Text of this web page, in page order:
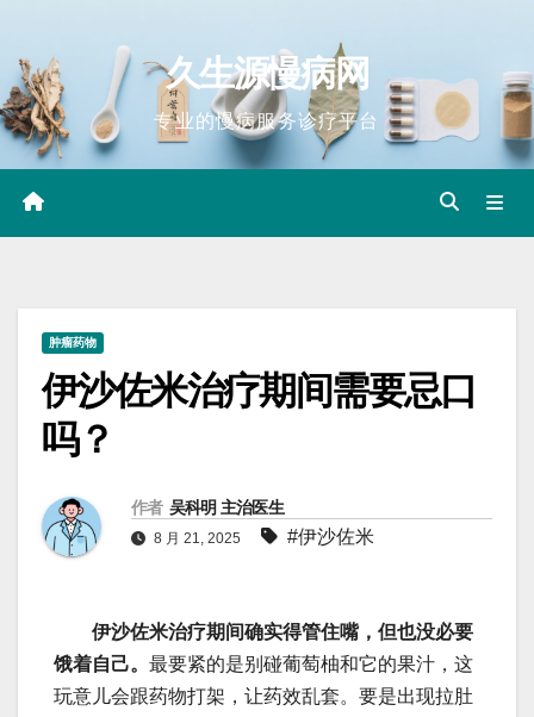
content
久生源慢病网
专业的慢病服务诊疗平台
肿瘤药物
伊沙佐米治疗期间需要忌口
吗？
作者 吴科明 主治医生
8 月 21, 2025 #伊沙佐米
伊沙佐米治疗期间确实得管住嘴，但也没必要
饿着自己。 最要紧的是别碰葡萄柚和它的果汁，这
玩意儿会跟药物打架，让药效乱套。要是出现拉肚